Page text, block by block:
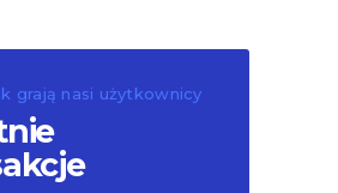
grają nasi użytkownicy